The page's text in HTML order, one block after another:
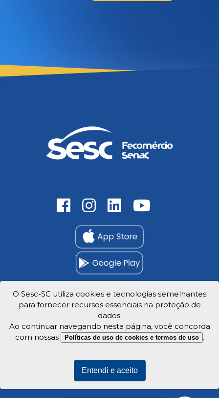
Trabalhe Conosco
Privacidade e dados
Veja o mapa do site
O Sesc-SC utiliza cookies e tecnologias semelhantes
para fornecer recursos essenciais na proteção de
dados.
Ao continuar navegando nesta página, você concorda
com nossas
Políticas de uso de cookies e termos de uso .
Entendi e aceito